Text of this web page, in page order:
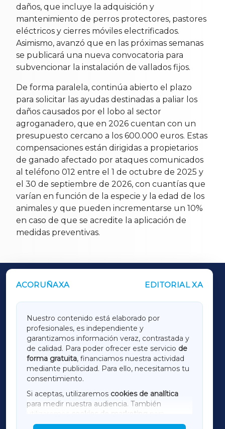
daños, que incluye la adquisición y
mantenimiento de perros protectores, pastores
eléctricos y cierres móviles electrificados.
Asimismo, avanzó que en las próximas semanas
se publicará una nueva convocatoria para
subvencionar la instalación de vallados fijos.
De forma paralela, continúa abierto el plazo
para solicitar las ayudas destinadas a paliar los
daños causados por el lobo al sector
agroganadero, que en 2026 cuentan con un
presupuesto cercano a los 600.000 euros. Estas
compensaciones están dirigidas a propietarios
de ganado afectado por ataques comunicados
al teléfono 012 entre el 1 de octubre de 2025 y
el 30 de septiembre de 2026, con cuantías que
varían en función de la especie y la edad de los
animales y que pueden incrementarse un 10%
en caso de que se acredite la aplicación de
medidas preventivas.
ACORUÑAXA EDITORIAL XA
Nuestro contenido está elaborado por
profesionales, es independiente y
garantizamos información veraz, contrastada y
de calidad. Para poder ofrecer este servicio de
forma gratuita, financiamos nuestra actividad
mediante publicidad. Para ello, necesitamos tu
consentimiento.
Si aceptas, utilizaremos cookies de analítica
para medir nuestra audiencia. También
utilizaremos
cookies de marketing
mostrar publicidad de terceros.
OUTROS PERIÓDICOS
LUGOXA
TERRACHAXA
AMARIÑAXA